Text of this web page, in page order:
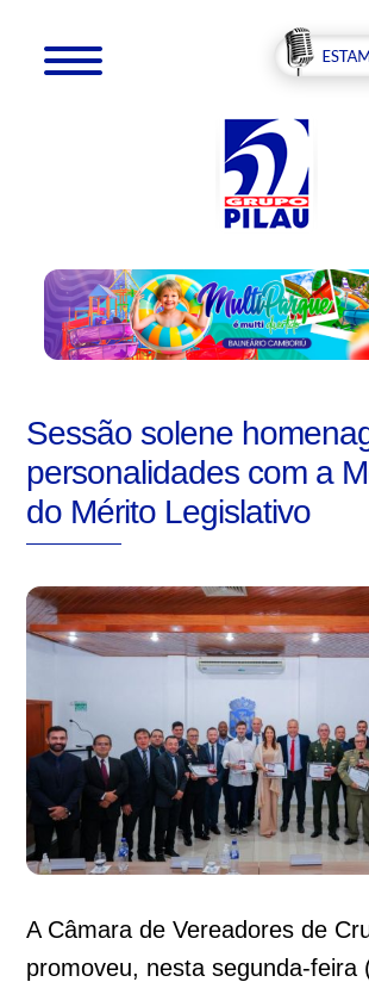
Sessão solene
personalidades com a
do Mérito Legislativo
A Câmara de Vereadores de
promoveu, nesta segunda-feira